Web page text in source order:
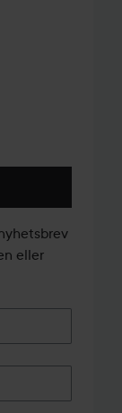
eller